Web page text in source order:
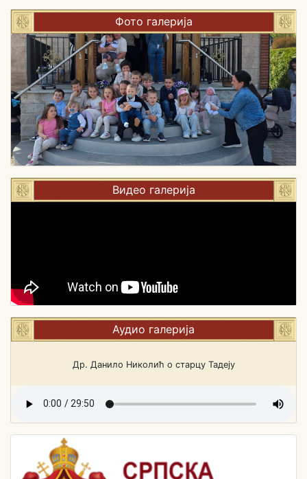
Фото галерија
Видео галерија
Аудио галерија
Др. Данило Николић о старцу Тадеју